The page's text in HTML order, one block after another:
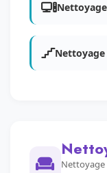
Nettoyage
Nettoyage